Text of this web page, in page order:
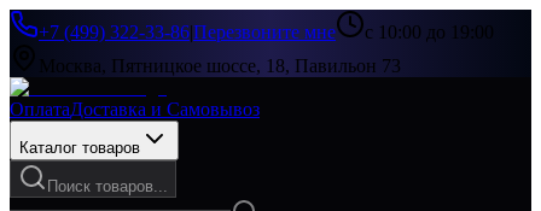
+7 (499) 322-33-86|Перезвоните мне
с 10:00 до 19:00
Москва, Пятницкое шоссе, 18, Павильон 73
ОплатаДоставка и Самовывоз
Каталог товаров
Поиск товаров...